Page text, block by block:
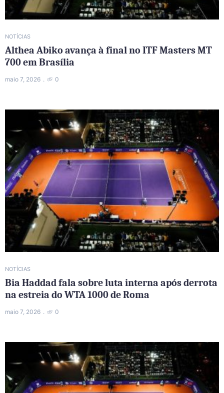
NOTÍCIAS
Althea Abiko avança à final no ITF Masters MT
700 em Brasília
maio 7, 2026 0
NOTÍCIAS
Bia Haddad fala sobre luta interna após derrota
na estreia do WTA 1000 de Roma
maio 7, 2026 0